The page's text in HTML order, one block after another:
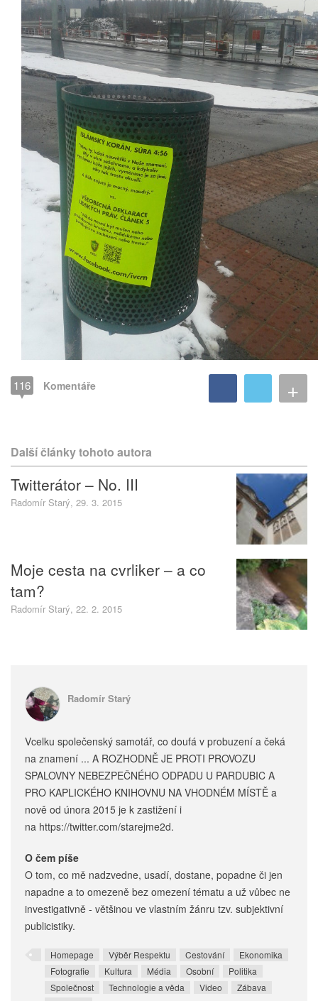
116 Komentáře +
Další články tohoto autora
Twitterátor – No. III
Radomír Starý, 29. 3. 2015
Moje cesta na cvrliker – a co
tam?
Radomír Starý, 22. 2. 2015
Radomír Starý
Vcelku společenský samotář, co doufá v probuzení a čeká
na znamení ... A ROZHODNĚ JE PROTI PROVOZU
SPALOVNY NEBEZPEČNÉHO ODPADU U PARDUBIC A
PRO KAPLICKÉHO KNIHOVNU NA VHODNÉM MÍSTĚ a
nově od února 2015 je k zastižení i
na https://twitter.com/starejme2d.
O čem píše
O tom, co mě nadzvedne, usadí, dostane, popadne či jen
napadne a to omezeně bez omezení tématu a už vůbec ne
investigativně - většinou ve vlastním žánru tzv. subjektivní
publicistiky.
Homepage Výběr Respektu Cestování
Ekonomika
Fotografie
Kultura Média Osobní
Politika
Společnost
Technologie a věda Video
Zábava